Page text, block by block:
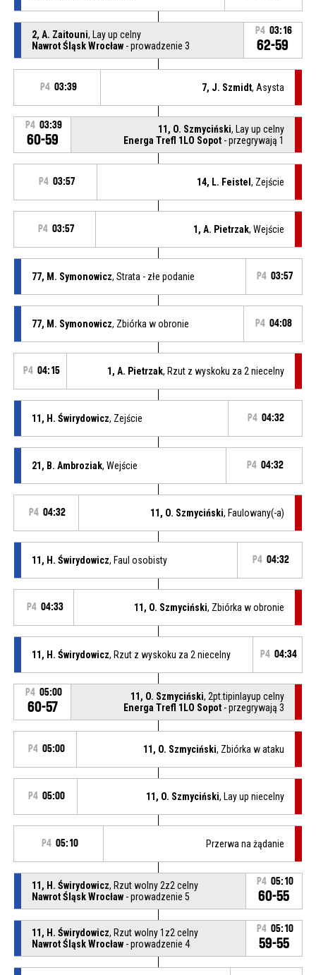
2, A. Zaitouni, Lay up celny
Nawrot Śląsk Wrocław- prowadzenie 3
P4 03:16
62-59
P4 03:39 7, J. Szmidt, Asysta
P4 03:39
60-59
11, O. Szmyciński, Lay up celny
Energa Trefl 1LO Sopot - przegrywają 1
P4 03:57 14, L. Feistel, Zejście
P4 03:57 1, A. Pietrzak, Wejście
77, M. Symonowicz, Strata - złe podanie P4 03:57
77, M. Symonowicz, Zbiórka w obronie P4 04:08
P4 04:15 1, A. Pietrzak, Rzut z wyskoku za 2 niecelny
11, H. Świrydowicz, Zejście P4 04:32
21, B. Ambroziak, Wejście P4 04:32
P4 04:32 11, O. Szmyciński, Faulowany(-a)
11, H. Świrydowicz, Faul osobisty P4 04:32
P4 04:33 11, O. Szmyciński, Zbiórka w obronie
11, H. Świrydowicz, Rzut z wyskoku za 2 niecelny P4 04:34
P4 05:00
60-57
11, O. Szmyciński, 2pt.tipinlayup celny
Energa Trefl 1LO Sopot - przegrywają 3
P4 05:00 11, O. Szmyciński, Zbiórka w ataku
P4 05:00 11, O. Szmyciński, Lay up niecelny
P4 05:10 Przerwa na żądanie
11, H. Świrydowicz, Rzut wolny 2z2 celny
Nawrot Śląsk Wrocław- prowadzenie 5
P4 05:10
60-55
11, H. Świrydowicz, Rzut wolny 1z2 celny
Nawrot Śląsk Wrocław- prowadzenie 4
P4 05:10
59-55